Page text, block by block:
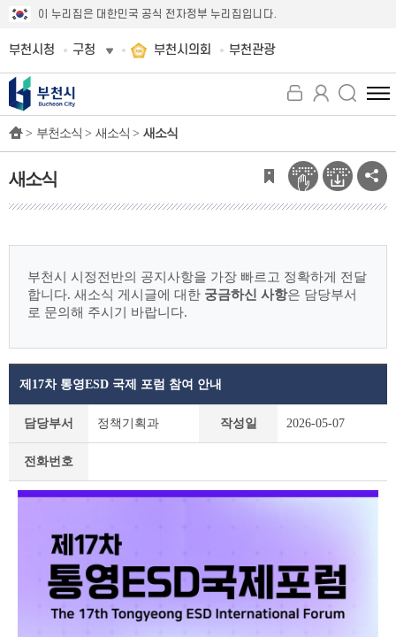
이 누리집은 대한민국 공식 전자정부 누리집입니다.
부천시청 구청 부천시의회 부천관광
전
체
뉴
보
기
> 부천소식 > 새소식 > 새소식
새소식
부천시 시정전반의 공지사항을 가장 빠르고 정확하게 전달
합니다. 새소식 게시글에 대한 궁금하신 사항은 담당부서
로 문의해 주시기 바랍니다.
세
제17차 통영ESD 국제 포럼 참여 안내
담당부서 정책기획과 작성일 2026-05-07
전화번호